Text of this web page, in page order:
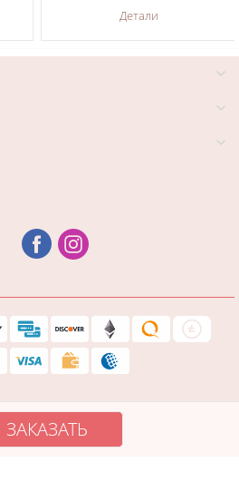
ЗАКАЗАТЬ
Детали